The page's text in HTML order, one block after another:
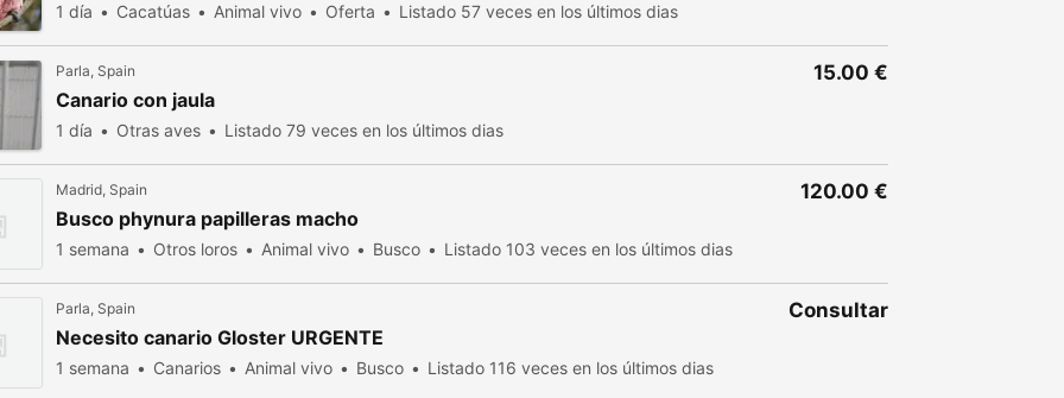
1 día Cacatúas Animal vivo Oferta Listado 57 veces en los últimos dias
Parla, Spain
Canario con jaula
1 día Otras aves Listado 79 veces en los últimos dias
15.00 €
Madrid, Spain
Busco phynura papilleras macho
1 semana Otros loros Animal vivo Busco Listado 103 veces en los últimos dias
120.00 €
Parla, Spain
Necesito canario Gloster URGENTE
1 semana Canarios Animal vivo Busco Listado 116 veces en los últimos dias
Consultar